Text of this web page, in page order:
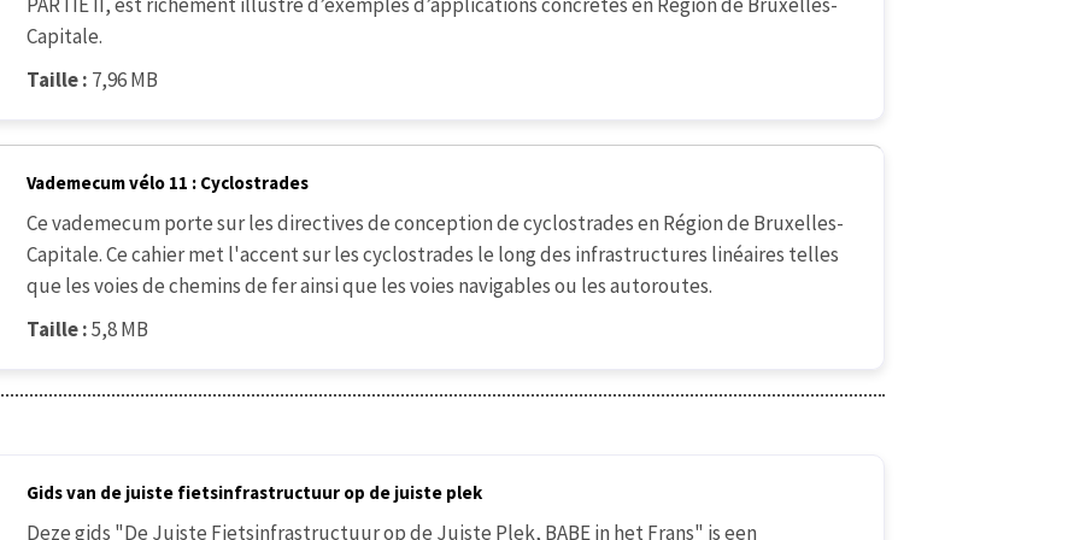
Capitale.
Taille : 7,96 MB
Vademecum vélo 11 : Cyclostrades
Ce vademecum porte sur les directives de conception de cyclostrades en Région de Bruxelles-
Capitale. Ce cahier met l'accent sur les cyclostrades le long des infrastructures linéaires telles
que les voies de chemins de fer ainsi que les voies navigables ou les autoroutes.
Taille :5,8 MB
Gids van de juiste fietsinfrastructuur op de juiste plek
Deze gids "De Juiste Fietsinfrastructuur op de Juiste Plek, BABE in het Frans" is een